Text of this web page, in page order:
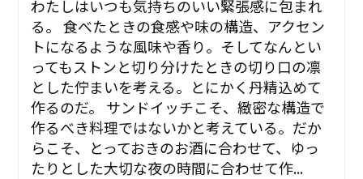
わたしはいつも気持ちのいい緊張感に包まれ
る。 食べたときの食感や味の構造、アクセン
トになるような風味や香り。そしてなんとい
ってもストンと切り分けたときの切り口の凛
とした佇まいを考える。とにかく丹精込めて
作るのだ。 サンドイッチこそ、緻密な構造で
作るべき料理ではないかと考えている。だか
らこそ、とっておきのお酒に合わせて、ゆっ
たりとした大切な夜の時間に合わせて作...